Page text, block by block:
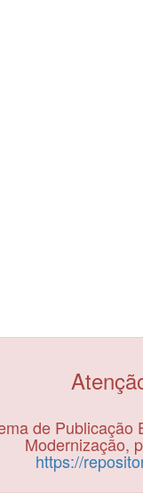
de Publicação
Modernização,
https://